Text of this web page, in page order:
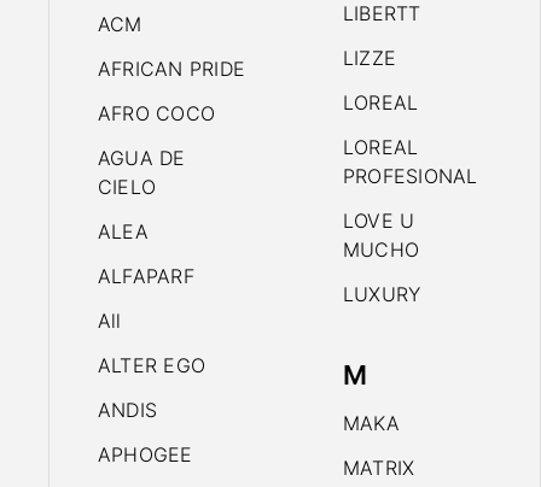
ACM
AFRICAN PRIDE
AFRO COCO
AGUA DE
CIELO
ALEA
ALFAPARF
All
ALTER EGO
ANDIS
APHOGEE
LIBERTT
LIZZE
LOREAL
LOREAL
PROFESIONAL
LOVE U
MUCHO
LUXURY
M
MAKA
MATRIX